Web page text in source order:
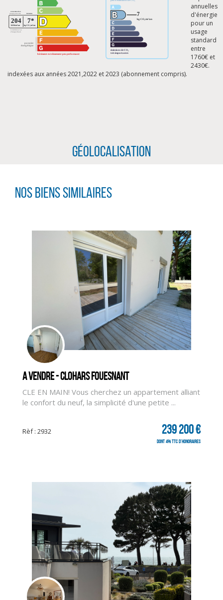
CLIQUER ICI POUR AGRANDIR
annuelles
d'énergie
pour un
usage
standard
entre
1760€ et
2430€.
indexées aux années 2021,2022 et 2023 (abonnement compris).
Géolocalisation
Nos biens similaires
A vendre - CLOHARS FOUESNANT
CLE EN MAIN! Vous cherchez un appartement alliant
le confort du neuf, la simplicité d'une petite ...
Rèf : 2932 239 200 €
dont 4% TTC d'honoraires